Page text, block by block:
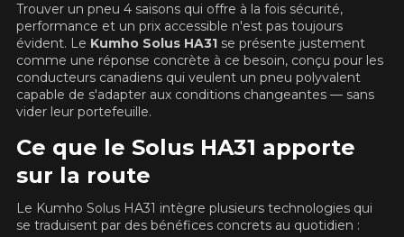
Recherche par dimensions
LARGEUR RAPPORT DIAMÈTRE
Ajouter une dimension différente pour l'arrière
SaisonPneus d'été/4 saisons
LANCER LA RECHERCHE
PNEUS EN VEDETTE
Par véhicule Par dimensions
Recherche par véhicule
ANNÉE MARQUE
LANCER LA RECHERCHE
RECHERCHE D'ENSEMBLES
PNEUS & JANTES
Recherche par véhicule
ANNÉE MARQUE
MODÈLE OPTION
Pneus d'hiver
PROMOTIONS
REMISES POSTALES VOIR TOUT
Il n'y a aucune remise postale disponible en ce moment. Veuillez
PNEUS ET ROUES EN SOLDE
BLOGUE
INFORMATIONS
BLOGUE
Firestone Firehawk Indy 500 V2 : le pneu sport
d'été qui a tout pour plaire
CONTACT
English
Trouver un pneu 4 saisons qui offre à la fois sécurité,
performance et un prix accessible n'est pas toujours
évident. Le Kumho Solus HA31se présente justement
comme une réponse concrète à ce besoin, conçu pour les
conducteurs canadiens qui veulent un pneu polyvalent
capable de s'adapter aux conditions changeantes — sans
vider leur portefeuille.
Ce que le Solus HA31 apporte
sur la route
Le Kumho Solus HA31 intègre plusieurs technologies qui
se traduisent par des bénéfices concrets au quotidien :